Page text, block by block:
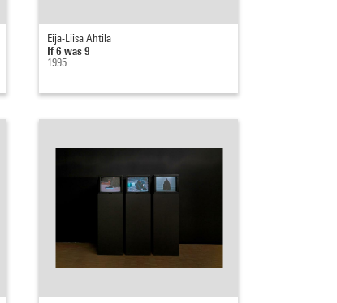
Eija-Liisa Ahtila
If 6 was 9
1995